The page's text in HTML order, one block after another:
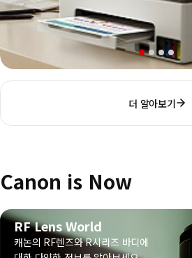
더 알아보기
Canon is Now
RF Lens World
캐논의 RF렌즈와 R시리즈 바디에